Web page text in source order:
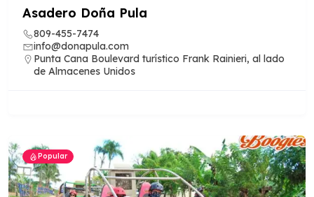
Asadero Doña Pula
809-455-7474
info@donapula.com
Punta Cana Boulevard turístico Frank Rainieri, al lado
de Almacenes Unidos
Popular
Guia Empresarial RD IA
¡Hola! ¿En qué puedo ayudarte?